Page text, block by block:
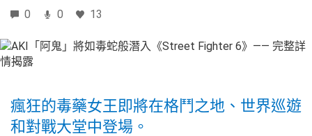
0 0 13
瘋狂的毒藥女王即將在格鬥之地、世界巡遊
和對戰大堂中登場。